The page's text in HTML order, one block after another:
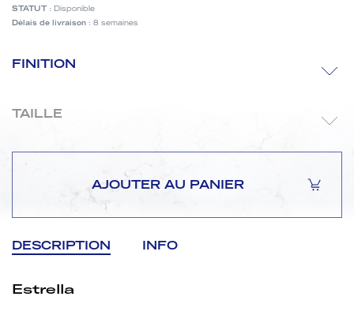
STATUT: Disponible
Délais de livraison : 8 semaines
Finition
FINITION
Taille
TAILLE
AJOUTER AU PANIER
DESCRIPTION INFO
Estrella